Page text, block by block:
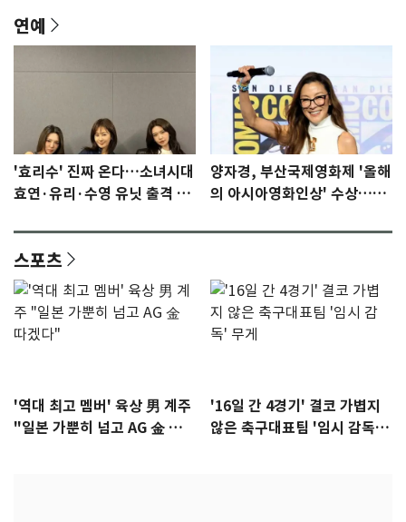
연예
'효리수' 진짜 온다…소녀시대
효연·유리·수영 유닛 출격 [N
양자경, 부산국제영화제 '올해
의 아시아영화인상' 수상…15
스포츠
'역대 최고 멤버' 육상 男 계주
"일본 가뿐히 넘고 AG 金 따겠
'16일 간 4경기' 결코 가볍지
않은 축구대표팀 '임시 감독'